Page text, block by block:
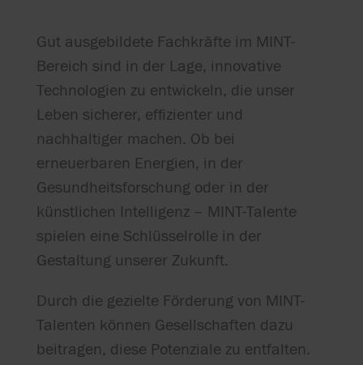
Gut ausgebildete Fachkräfte im MINT-
Bereich sind in der Lage, innovative
Technologien zu entwickeln, die unser
Leben sicherer, effizienter und
nachhaltiger machen. Ob bei
erneuerbaren Energien, in der
Gesundheitsforschung oder in der
künstlichen Intelligenz – MINT-Talente
spielen eine Schlüsselrolle in der
Gestaltung unserer Zukunft.
Durch die gezielte Förderung von MINT-
Talenten können Gesellschaften dazu
beitragen, diese Potenziale zu entfalten.